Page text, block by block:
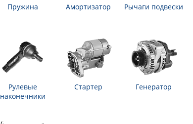
Пружина Амортизатор Рычаги подвески
Рулевые
наконечники
Стартер Генератор